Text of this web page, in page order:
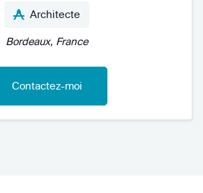
Architecte
Bordeaux, France
Contactez-moi